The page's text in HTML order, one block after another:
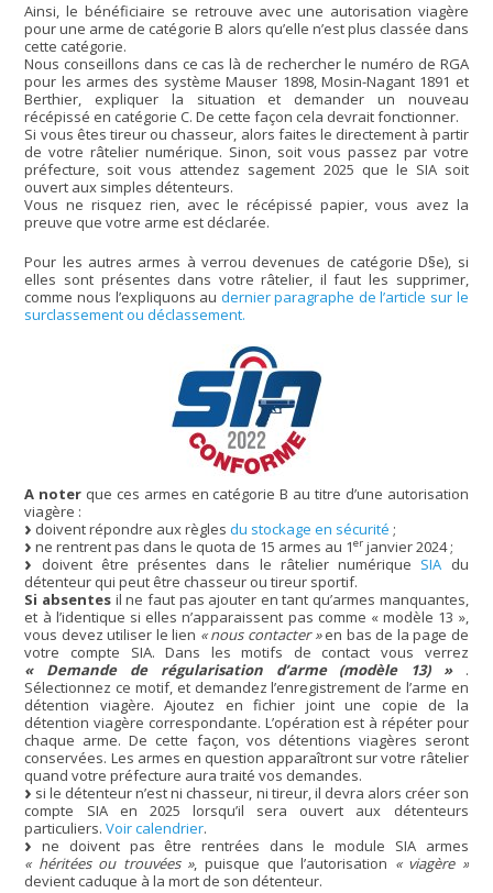
Ainsi, le bénéficiaire se retrouve avec une autorisation viagère
pour une arme de catégorie B alors qu’elle n’est plus classée dans
cette catégorie.
Nous conseillons dans ce cas là de rechercher le numéro de RGA
pour les armes des système Mauser 1898, Mosin-Nagant 1891 et
Berthier, expliquer la situation et demander un nouveau
récépissé en catégorie C. De cette façon cela devrait fonctionner.
Si vous êtes tireur ou chasseur, alors faites le directement à partir
de votre râtelier numérique. Sinon, soit vous passez par votre
préfecture, soit vous attendez sagement 2025 que le SIA soit
ouvert aux simples détenteurs.
Vous ne risquez rien, avec le récépissé papier, vous avez la
preuve que votre arme est déclarée.
Pour les autres armes à verrou devenues de catégorie D§e), si
elles sont présentes dans votre râtelier, il faut les supprimer,
comme nous l’expliquons au dernier paragraphe de l’article sur le
surclassement ou déclassement.
A noter que ces armes en catégorie B au titre d’une autorisation
viagère :
doivent répondre aux règlesdu stockage en sécurité ;
ne rentrent pas dans le quota de 15 armes au 1er janvier 2024 ;
doivent être présentes dans le râtelier numérique SIA du
détenteur qui peut être chasseur ou tireur sportif.
Si absentes il ne faut pas ajouter en tant qu’armes manquantes,
et à l’identique si elles n’apparaissent pas comme « modèle 13 »,
vous devez utiliser le lien « nous contacter »en bas de la page de
votre compte SIA. Dans les motifs de contact vous verrez
« Demande de régularisation d’arme (modèle 13) »
.
Sélectionnez ce motif, et demandez l’enregistrement de l’arme en
détention viagère. Ajoutez en fichier joint une copie de la
détention viagère correspondante. L’opération est à répéter pour
chaque arme. De cette façon, vos détentions viagères seront
conservées. Les armes en question apparaîtront sur votre râtelier
quand votre préfecture aura traité vos demandes.
si le détenteur n’est ni chasseur, ni tireur, il devra alors créer son
compte SIA en 2025 lorsqu’il sera ouvert aux détenteurs
particuliers.Voir calendrier.
ne doivent pas être rentrées dans le module SIA armes
« héritées ou trouvées », puisque que l’autorisation « viagère »
devient caduque à la mort de son détenteur.